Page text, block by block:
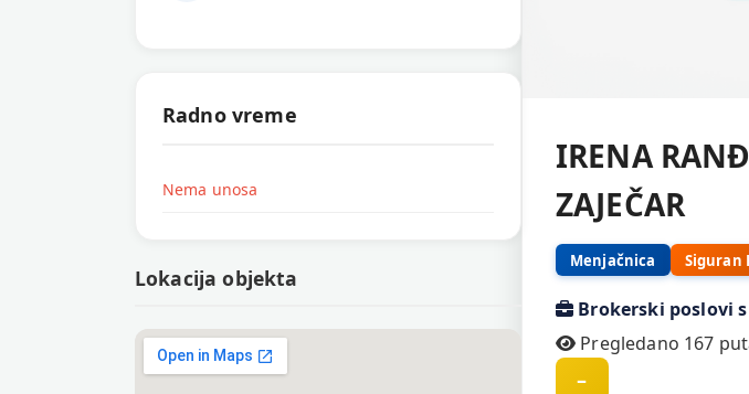
IRENA
ZAJEČAR
Menjačnica Siguran
Brokerski poslovi
Pregledano 167
–
Radno vreme
Nema unosa
Lokacija objekta